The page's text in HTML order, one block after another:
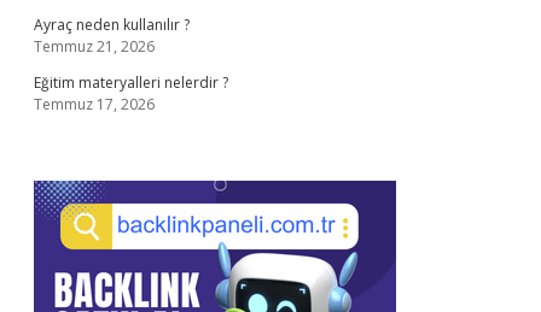
Ayraç neden kullanılır ?
Temmuz 21, 2026
Eğitim materyalleri nelerdir ?
Temmuz 17, 2026